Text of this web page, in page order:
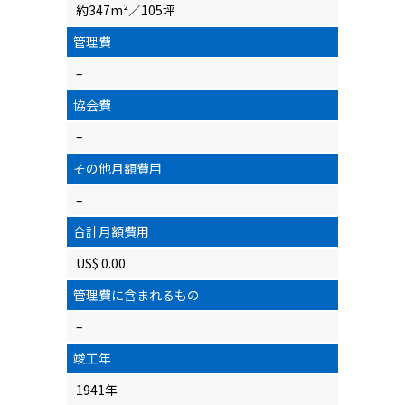
約347m²／105坪
管理費
–
協会費
–
その他月額費用
–
合計月額費用
US$ 0.00
管理費に含まれるもの
–
竣工年
1941年